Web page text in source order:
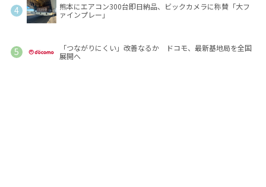
熊本にエアコン300台即日納品、ビックカメラに称賛「大フ
ァインプレー」
「つながりにくい」改善なるか ドコモ、最新基地局を全国
展開へ